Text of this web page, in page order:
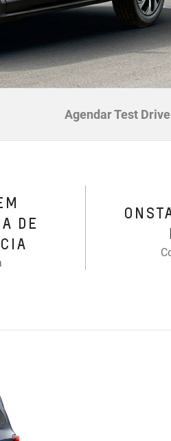
Agendar Test Drive
DE